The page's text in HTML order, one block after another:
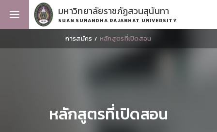
มหาวิทยาลัยราชภัฏสวนสุนันทา
SUAN SUNANDHA RAJABHAT UNIVERSITY
การสมัคร หลักสูตรที่เปิดสอน
หลักสูตรที่เปิดสอน